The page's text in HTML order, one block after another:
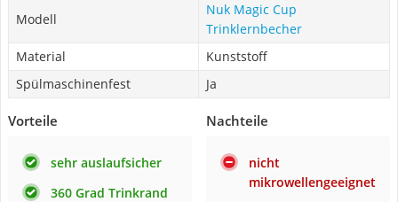
Modell
Nuk Magic Cup
Trinklernbecher
Material
Kunststoff
Spülmaschinenfest
Ja
Vorteile
sehr auslaufsicher
360 Grad Trinkrand
Nachteile
nicht
mikrowellengeeignet